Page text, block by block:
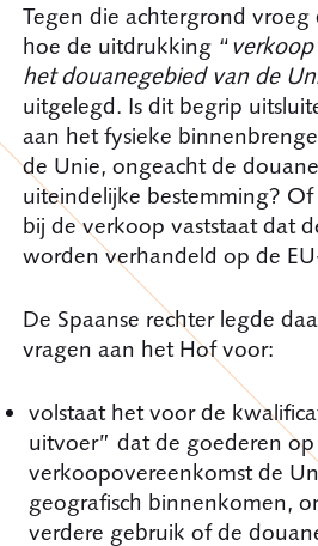
Tegen die achtergrond vroeg
hoe de uitdrukking “
het douanegebied van de
uitgelegd. Is dit begrip
aan het fysieke
de Unie, ongeacht de
uiteindelijke bestemming?
bij de verkoop vaststaat dat
worden verhandeld op de
De Spaanse rechter legde
vragen aan het Hof voor:
volstaat het voor de
uitvoer” dat de goederen
verkoopovereenkomst de
geografisch binnenkomen,
verdere gebruik of de